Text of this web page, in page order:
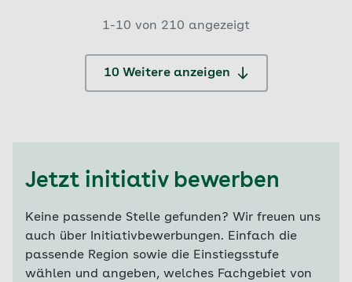
1-10 von 210 angezeigt
10 Weitere anzeigen
Jetzt initiativ bewerben
Keine passende Stelle gefunden? Wir freuen uns
auch über Initiativbewerbungen. Einfach die
passende Region sowie die Einstiegsstufe
wählen und angeben, welches Fachgebiet von